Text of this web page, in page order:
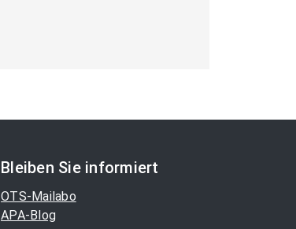
Bleiben Sie informiert
OTS-Mailabo
APA-Blog